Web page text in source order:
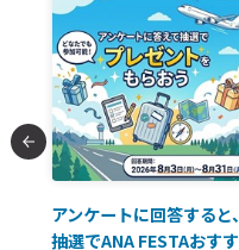
アンケートに回答すると、
抽選でANA FESTAおすす